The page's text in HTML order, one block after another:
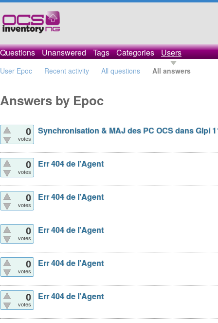
Questions Unanswered Tags Categories Users
User Epoc Recent activity All questions All answers
Answers by Epoc
0
votes
Synchronisation & MAJ des PC OCS dans Glpi
0
votes
Err 404 de l'Agent
0
votes
Err 404 de l'Agent
0
votes
Err 404 de l'Agent
0
votes
Err 404 de l'Agent
0
votes
Err 404 de l'Agent